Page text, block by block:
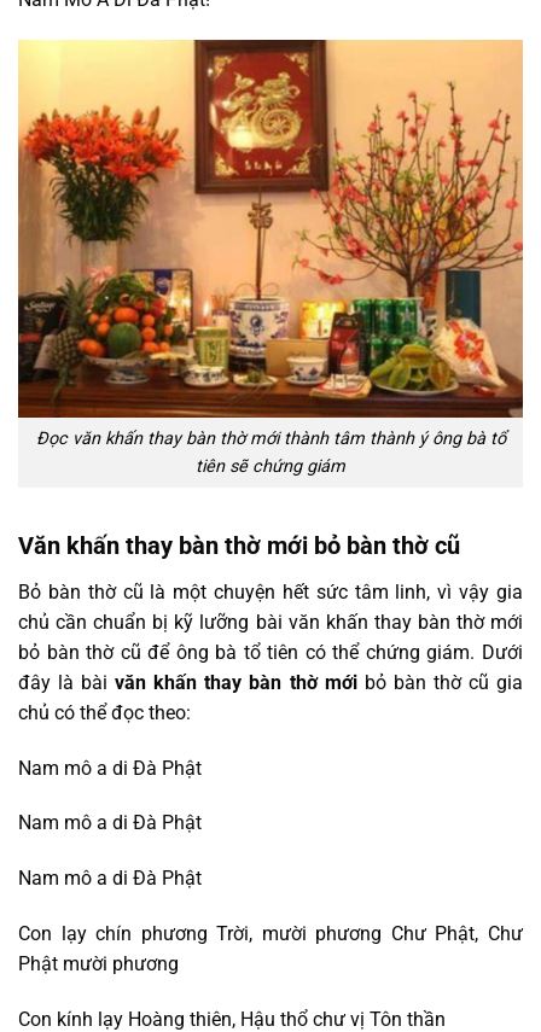
Đọc văn khấn thay bàn thờ mới thành tâm thành ý ông bà tổ
tiên sẽ chứng giám
Văn khấn thay bàn thờ mới bỏ bàn thờ cũ
Bỏ bàn thờ cũ là một chuyện hết sức tâm linh, vì vậy gia
chủ cần chuẩn bị kỹ lưỡng bài văn khấn thay bàn thờ mới
bỏ bàn thờ cũ để ông bà tổ tiên có thể chứng giám. Dưới
đây là bàivăn khấn thay bàn thờ mới bỏ bàn thờ cũ gia
chủ có thể đọc theo:
Nam mô a di Đà Phật
Nam mô a di Đà Phật
Nam mô a di Đà Phật
Con lạy chín phương Trời, mười phương Chư Phật, Chư
Phật mười phương
Con kính lạy Hoàng thiên, Hậu thổ chư vị Tôn thần